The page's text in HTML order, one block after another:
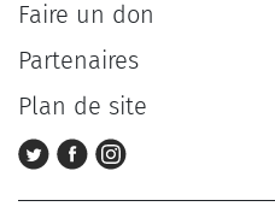
Faire un don
Partenaires
Plan de site